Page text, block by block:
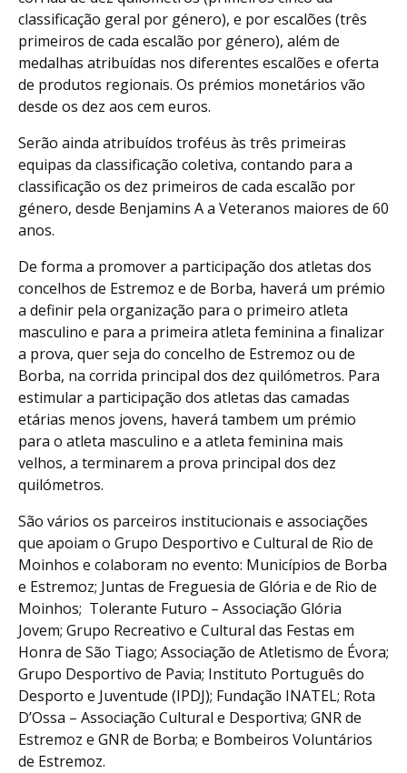
classificação geral por género), e por escalões (três
primeiros de cada escalão por género), além de
medalhas atribuídas nos diferentes escalões e oferta
de produtos regionais. Os prémios monetários vão
desde os dez aos cem euros.
Serão ainda atribuídos troféus às três primeiras
equipas da classificação coletiva, contando para a
classificação os dez primeiros de cada escalão por
género, desde Benjamins A a Veteranos maiores de 60
anos.
De forma a promover a participação dos atletas dos
concelhos de Estremoz e de Borba, haverá um prémio
a definir pela organização para o primeiro atleta
masculino e para a primeira atleta feminina a finalizar
a prova, quer seja do concelho de Estremoz ou de
Borba, na corrida principal dos dez quilómetros. Para
estimular a participação dos atletas das camadas
etárias menos jovens, haverá tambem um prémio
para o atleta masculino e a atleta feminina mais
velhos, a terminarem a prova principal dos dez
quilómetros.
São vários os parceiros institucionais e associações
que apoiam o Grupo Desportivo e Cultural de Rio de
Moinhos e colaboram no evento: Municípios de Borba
e Estremoz; Juntas de Freguesia de Glória e de Rio de
Moinhos; Tolerante Futuro – Associação Glória
Jovem; Grupo Recreativo e Cultural das Festas em
Honra de São Tiago; Associação de Atletismo de Évora;
Grupo Desportivo de Pavia; Instituto Português do
Desporto e Juventude (IPDJ); Fundação INATEL; Rota
D’Ossa – Associação Cultural e Desportiva; GNR de
Estremoz e GNR de Borba; e Bombeiros Voluntários
de Estremoz.